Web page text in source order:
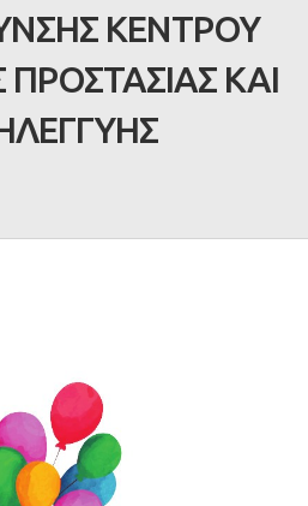
ΚΕΝΤΡΟΥ
ΚΑΙ